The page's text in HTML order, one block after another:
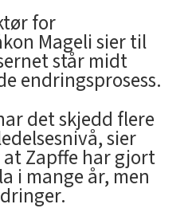
for
Mageli sier til
står midt
endringsprosess.
det skjedd flere
sier
Zapffe har gjort
i mange år, men